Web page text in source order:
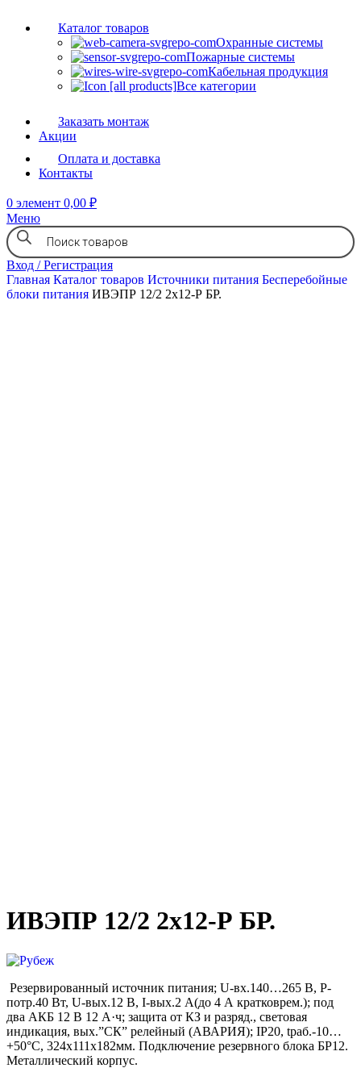
Каталог товаров
Охранные системы
Пожарные системы
Кабельная продукция
Все категории
Заказать монтаж
Акции
Оплата и доставка
Контакты
0 элемент 0,00 ₽
Меню
Вход / Регистрация
Главная Каталог товаров Источники питания Бесперебойные
блоки питания ИВЭПР 12/2 2х12-Р БР.
ИВЭПР 12/2 2х12-Р БР.
Резервированный источник питания; U-вх.140…265 В, P-
потр.40 Вт, U-вых.12 В, I-вых.2 А(до 4 А кратковрем.); под
два АКБ 12 В 12 А·ч; защита от КЗ и разряд., световая
индикация, вых.”СК” релейный (АВАРИЯ); IP20, tраб.-10…
+50°С, 324х111х182мм. Подключение резервного блока БР12.
Металлический корпус.